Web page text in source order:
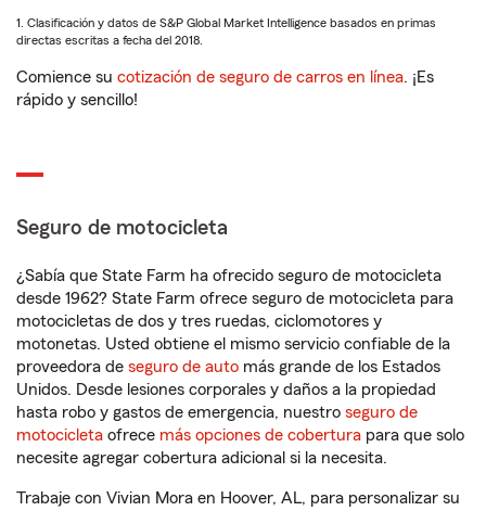
1. Clasificación y datos de S&P Global Market Intelligence basados en primas
directas escritas a fecha del 2018.
Comience su cotización de seguro de carros en línea. ¡Es
rápido y sencillo!
Seguro de motocicleta
¿Sabía que State Farm ha ofrecido seguro de motocicleta
desde 1962? State Farm ofrece seguro de motocicleta para
motocicletas de dos y tres ruedas, ciclomotores y
motonetas. Usted obtiene el mismo servicio confiable de la
proveedora de seguro de auto más grande de los Estados
Unidos. Desde lesiones corporales y daños a la propiedad
hasta robo y gastos de emergencia, nuestro seguro de
motocicleta ofrece más opciones de cobertura para que solo
necesite agregar cobertura adicional si la necesita.
Trabaje con Vivian Mora en Hoover, AL, para personalizar su